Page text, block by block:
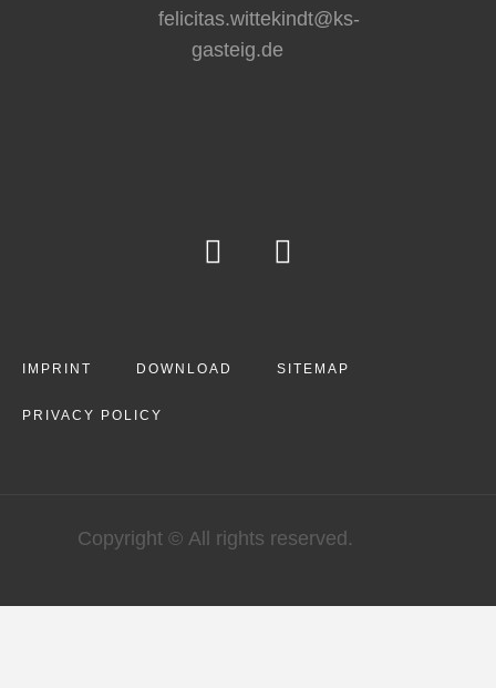
felicitas.wittekindt@ks-
gasteig.de
IMPRINT DOWNLOAD SITEMAP
PRIVACY POLICY
Copyright © All rights reserved.